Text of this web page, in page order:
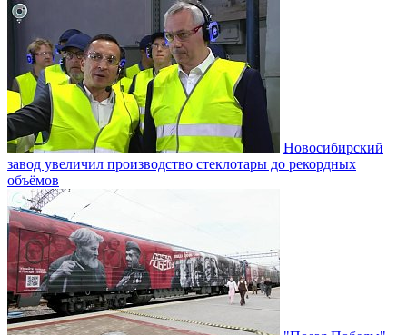
Новосибирский
завод увеличил производство стеклотары до рекордных
объёмов